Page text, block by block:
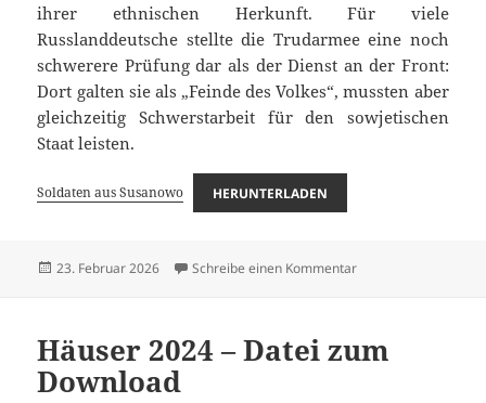
ihrer ethnischen Herkunft. Für viele
Russlanddeutsche stellte die Trudarmee eine noch
schwerere Prüfung dar als der Dienst an der Front:
Dort galten sie als „Feinde des Volkes“, mussten aber
gleichzeitig Schwerstarbeit für den sowjetischen
Staat leisten.
Soldaten aus Susanowo HERUNTERLADEN
Veröffentlicht
23. Februar 2026 Schreibe einen Kommentarzu Soldaten aus
Häuser 2024 – Datei zum
Download